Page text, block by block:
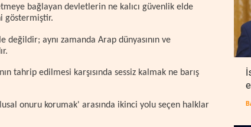
bağlayan devletlerin ne kalıcı güvenlik elde
göstermiştir.
değildir; aynı zamanda Arap dünyasının ve
tahrip edilmesi karşısında sessiz kalmak ne barış
onuru korumak' arasında ikinci yolu seçen halklar